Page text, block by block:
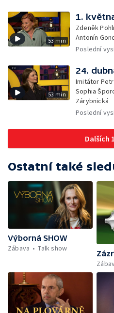
53 min
1.
Zdeněk
Antonín
Poslední
53 min
24.
Imitátor
Sophia
Zárybnická
Poslední
Dalších
Ostatní také
Výborná SHOW
Zábava
Talk show